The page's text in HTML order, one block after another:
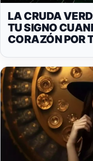
LA CRUDA
TU SIGNO
CORAZÓN POR